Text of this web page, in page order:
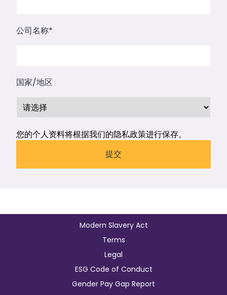
公司名称*
国家/地区
您的个人资料将根据我们的隐私政策进行保存。
Modern Slavery Act
Terms
Legal
ESG Code of Conduct
Gender Pay Gap Report